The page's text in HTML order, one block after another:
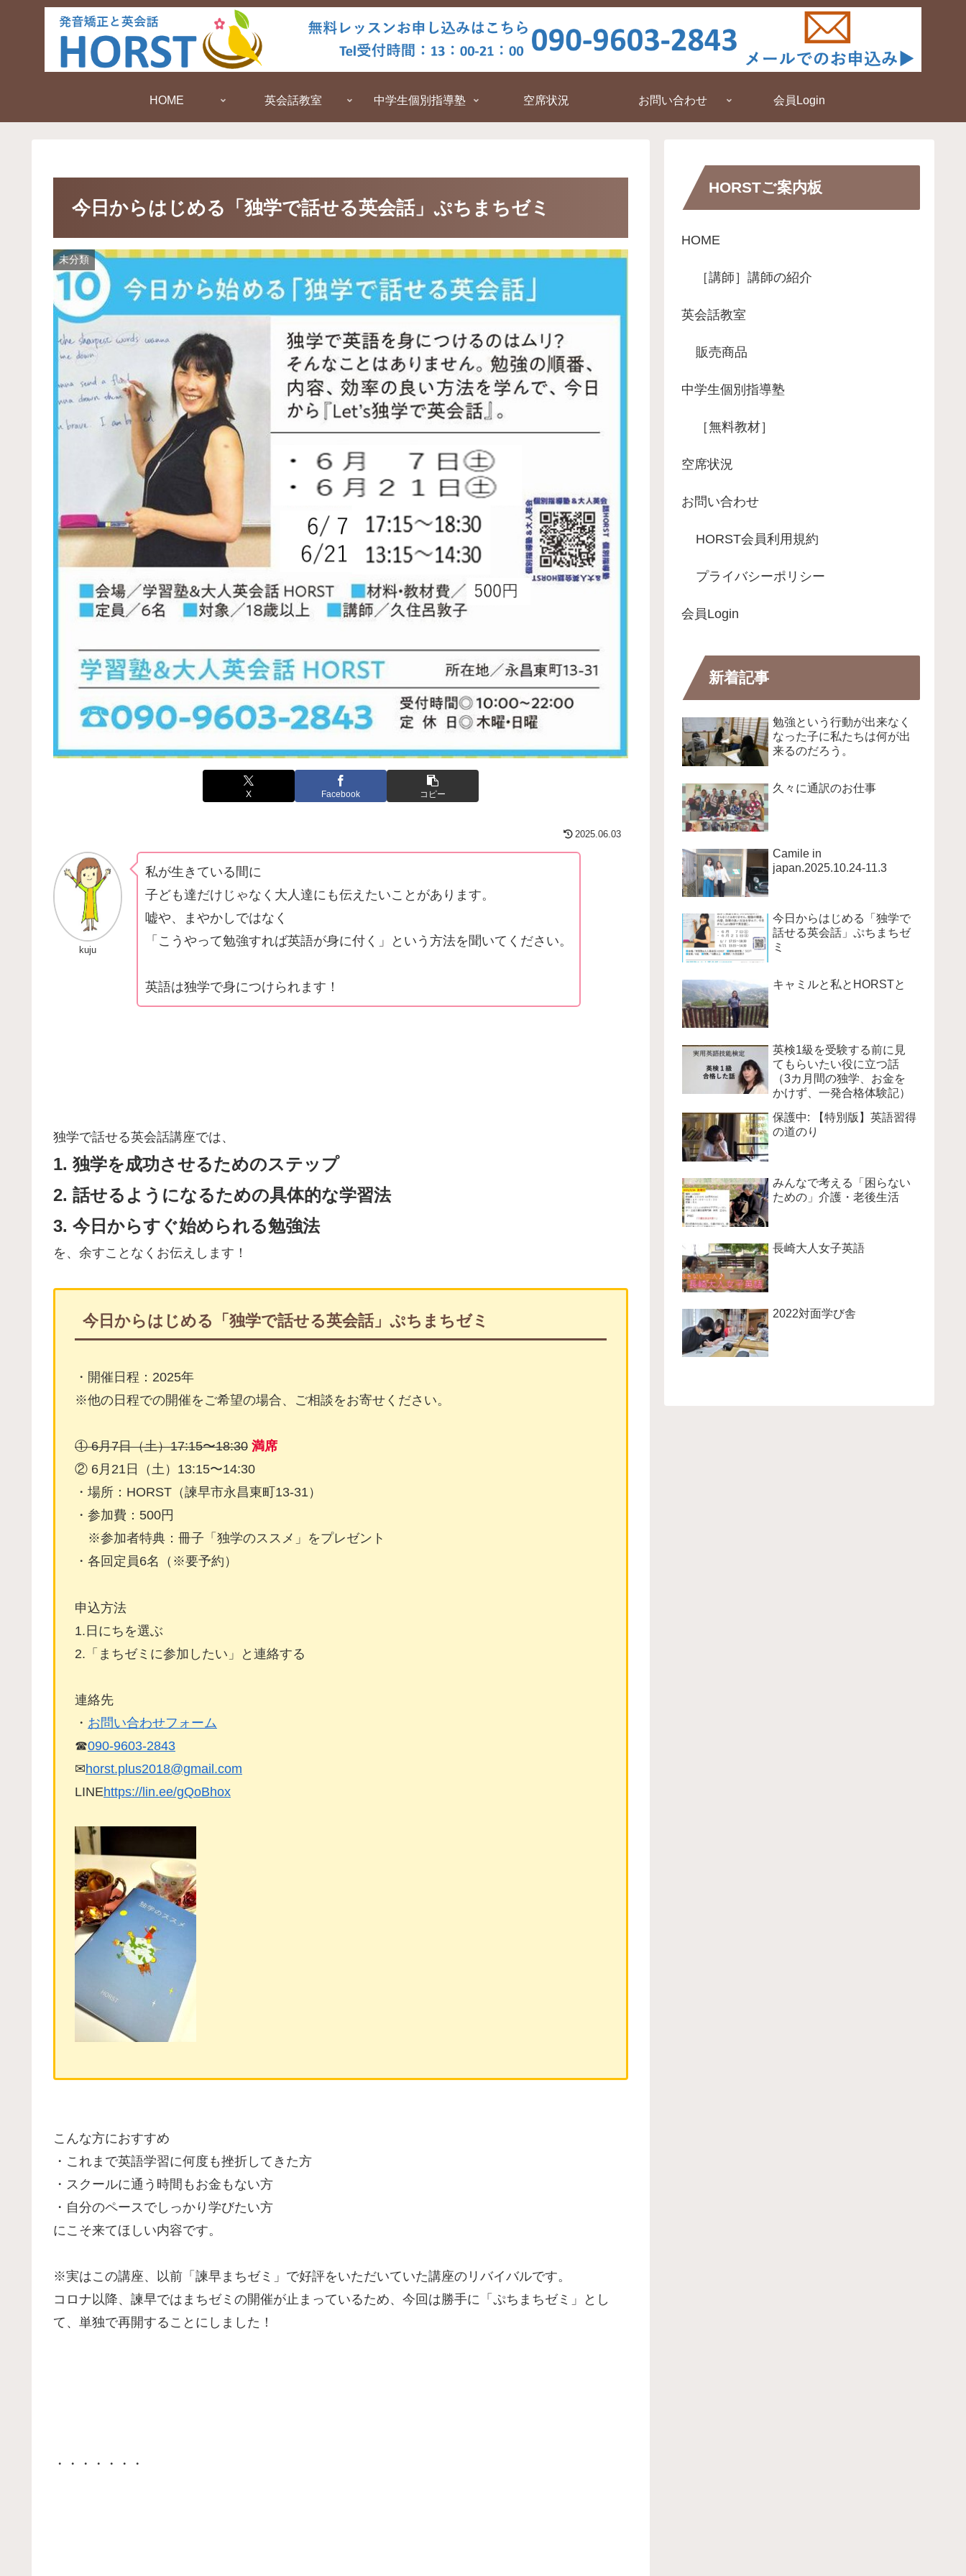
HOME 英会話教室 中学生個別指導塾 空席状況 お問い合わせ 会員Login
今日からはじめる「独学で話せる英会話」ぷちまちゼミ
未分類
X Facebook コピー
2025.06.03
kuju
私が生きている間に
子ども達だけじゃなく大人達にも伝えたいことがあります。
嘘や、まやかしではなく
「こうやって勉強すれば英語が身に付く」という方法を聞いてください。
英語は独学で身につけられます！
独学で話せる英会話講座では、
1. 独学を成功させるためのステップ
2. 話せるようになるための具体的な学習法
3. 今日からすぐ始められる勉強法
を、余すことなくお伝えします！
今日からはじめる「独学で話せる英会話」ぷちまちゼミ
・開催日程：2025年
※他の日程での開催をご希望の場合、ご相談をお寄せください。
① 6月7日（土）17:15〜18:30 満席
② 6月21日（土）13:15〜14:30
・場所：HORST（諫早市永昌東町13-31）
・参加費：500円
※参加者特典：冊子「独学のススメ」をプレゼント
・各回定員6名（※要予約）
申込方法
1.日にちを選ぶ
2.「まちゼミに参加したい」と連絡する
連絡先
・ お問い合わせフォーム
☎090-9603-2843
✉horst.plus2018@gmail.com
LINEhttps://lin.ee/gQoBhox
こんな方におすすめ
・これまで英語学習に何度も挫折してきた方
・スクールに通う時間もお金もない方
・自分のペースでしっかり学びたい方
にこそ来てほしい内容です。
※実はこの講座、以前「諫早まちゼミ」で好評をいただいていた講座のリバイバルです。
コロナ以降、諫早ではまちゼミの開催が止まっているため、今回は勝手に「ぷちまちゼミ」とし
て、単独で再開することにしました！
・・・・・・・
HORSTご案内板
HOME
［講師］講師の紹介
英会話教室
販売商品
中学生個別指導塾
［無料教材］
空席状況
お問い合わせ
HORST会員利用規約
プライバシーポリシー
会員Login
新着記事
勉強という行動が出来なく
なった子に私たちは何が出
来るのだろう。
久々に通訳のお仕事
Camile in
japan.2025.10.24-11.3
今日からはじめる「独学で
話せる英会話」ぷちまちゼ
ミ
キャミルと私とHORSTと
英検1級を受験する前に見
てもらいたい役に立つ話
（3カ月間の独学、お金を
かけず、一発合格体験記）
保護中: 【特別版】英語習得
の道のり
みんなで考える「困らない
ための」介護・老後生活
長崎大人女子英語
2022対面学び舎